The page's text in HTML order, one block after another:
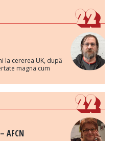
la cererea UK, după
magna cum
AFCN